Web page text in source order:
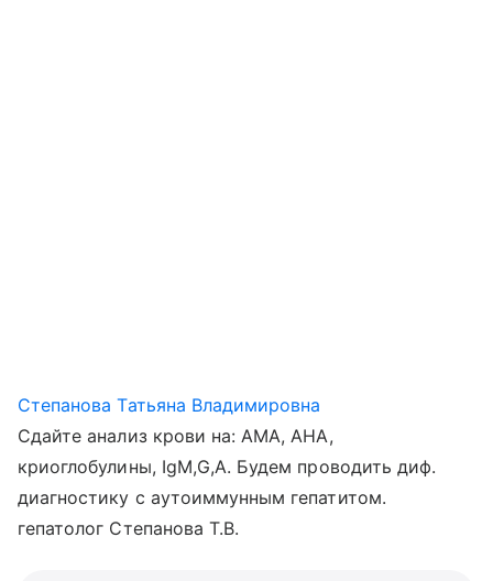
Степанова Татьяна Владимировна
Сдайте анализ крови на: АМА, АНА,
криоглобулины, IgM,G,A. Будем проводить диф.
диагностику с аутоиммунным гепатитом.
гепатолог Степанова Т.В.